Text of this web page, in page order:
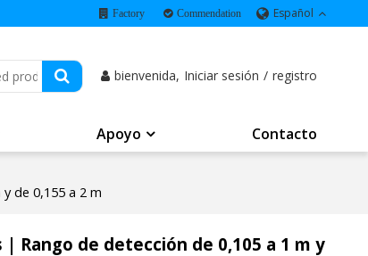
Factory Commendation Español
bienvenida, Iniciar sesión / registro
Apoyo Contacto
de 0,155 a 2 m
Rango de detección de 0,105 a 1 m y